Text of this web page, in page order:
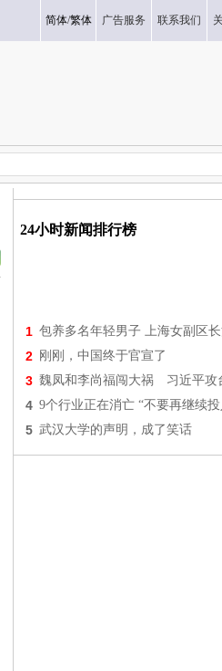
简体/繁体 广告服务 联系我们
24小时新闻排行榜
1 包养多名年轻男子 上海女副区
2 刚刚，中国终于官宣了
3 魏凤和李尚福闯大祸 习近平攻
4 9个行业正在消亡 “不要再继续投
5 武汉大学的声明，成了笑话